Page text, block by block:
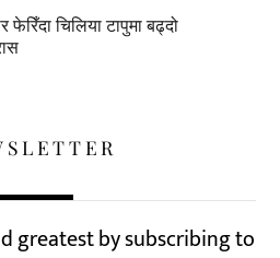
फेरिँदा चिलिया टापुमा बढ्दो
greatest by subscribing to